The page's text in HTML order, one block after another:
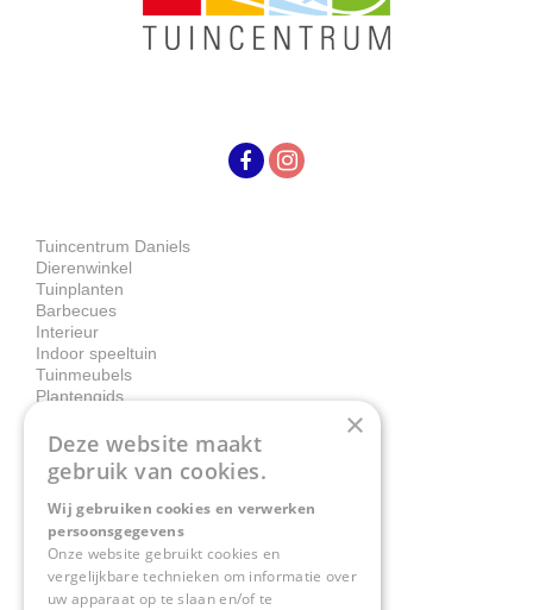
Tuincentrum Daniels
Dierenwinkel
Tuinplanten
Barbecues
Interieur
Indoor speeltuin
Tuinmeubels
Plantengids
Contact
Tuincentrum Daniëls
Herkenbosserweg 4
6063 NL Vlodrop
×
Deze website maakt
gebruik van cookies.
Wij gebruiken cookies en verwerken
persoonsgegevens
Onze website gebruikt cookies en
vergelijkbare technieken om informatie over
uw apparaat op te slaan en/of te